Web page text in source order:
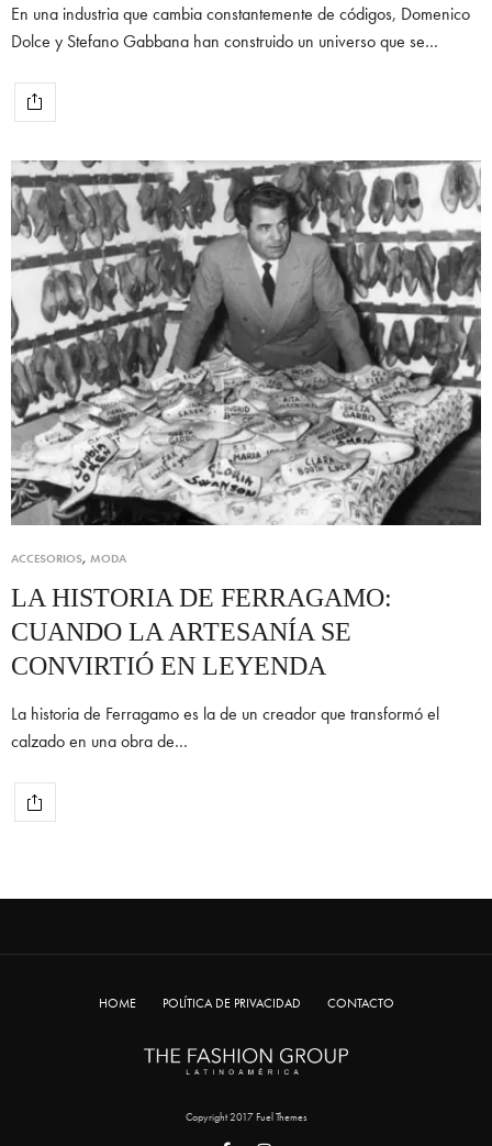
En una industria que cambia constantemente de códigos, Domenico
Dolce y Stefano Gabbana han construido un universo que se…
ACCESORIOS, MODA
LA HISTORIA DE FERRAGAMO:
CUANDO LA ARTESANÍA SE
CONVIRTIÓ EN LEYENDA
La historia de Ferragamo es la de un creador que transformó el
calzado en una obra de…
HOME POLÍTICA DE PRIVACIDAD CONTACTO
Copyright 2017 Fuel Themes